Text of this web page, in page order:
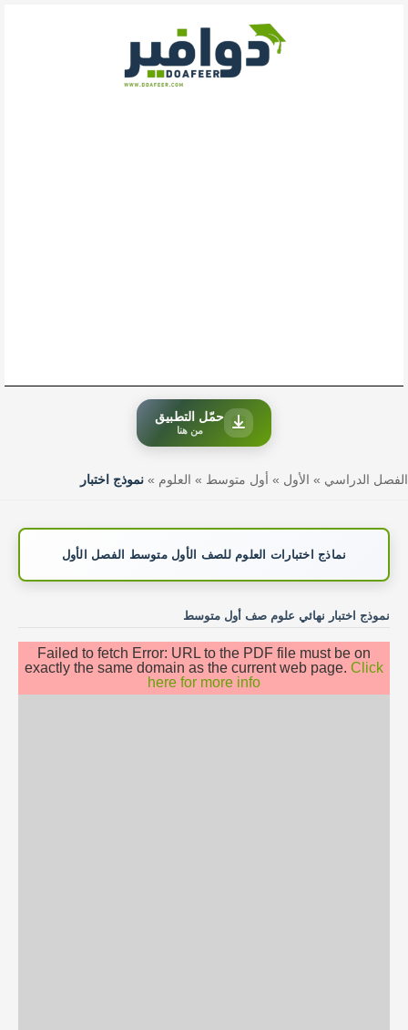
حمّل التطبيق
من هنا
الفصل الدراسي » الأول » أول متوسط » العلوم » نموذج اختبار
نماذج اختبارات العلوم للصف الأول متوسط الفصل الأول
نموذج اختبار نهائي علوم صف أول متوسط
Failed to fetch Error: URL to the PDF file must be on
exactly the same domain as the current web page. Click
here for more info